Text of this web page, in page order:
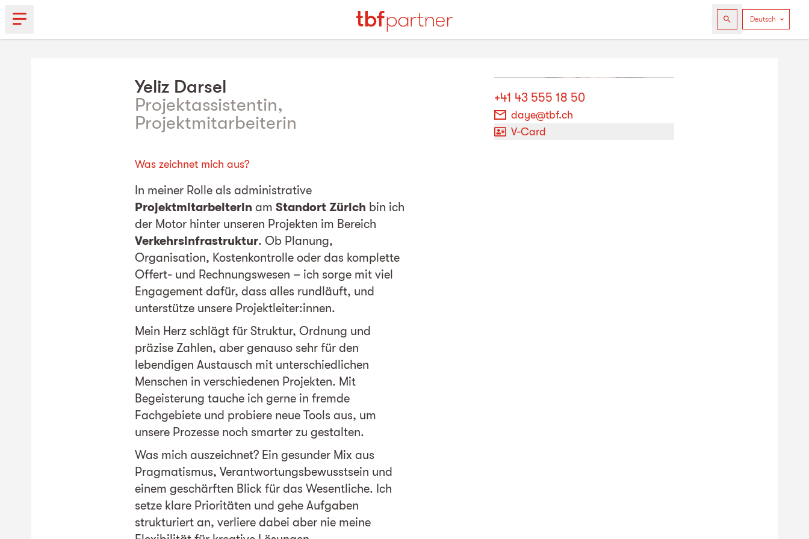
Yeliz Darsel
Projektassistentin,
Projektmitarbeiterin
Was zeichnet mich aus?
In meiner Rolle als administrative
Projektmitarbeiterin am Standort Zürich bin ich
der Motor hinter unseren Projekten im Bereich
Verkehrsinfrastruktur. Ob Planung,
Organisation, Kostenkontrolle oder das komplette
Offert- und Rechnungswesen – ich sorge mit viel
Engagement dafür, dass alles rundläuft, und
unterstütze unsere Projektleiter:innen.
Mein Herz schlägt für Struktur, Ordnung und
präzise Zahlen, aber genauso sehr für den
lebendigen Austausch mit unterschiedlichen
Menschen in verschiedenen Projekten. Mit
Begeisterung tauche ich gerne in fremde
Fachgebiete und probiere neue Tools aus, um
unsere Prozesse noch smarter zu gestalten.
Was mich auszeichnet? Ein gesunder Mix aus
Pragmatismus, Verantwortungsbewusstsein und
einem geschärften Blick für das Wesentliche. Ich
setze klare Prioritäten und gehe Aufgaben
strukturiert an, verliere dabei aber nie meine
+41 43 555 18 50
daye@tbf.ch
V-Card